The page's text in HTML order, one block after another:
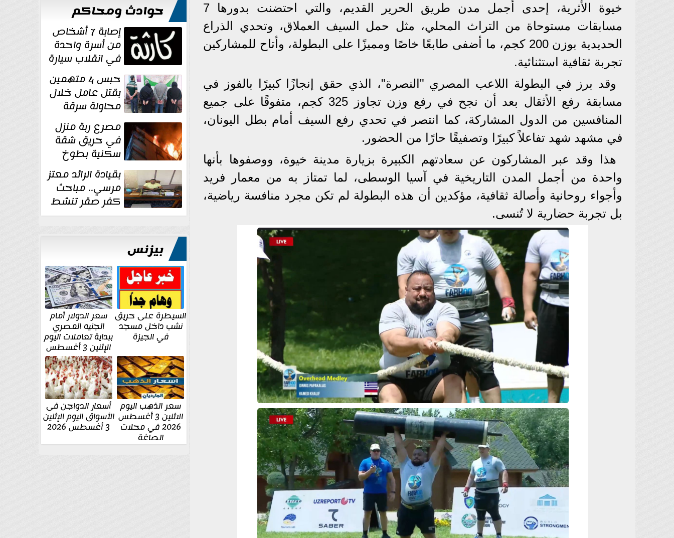
خيوة الأثرية، إحدى أجمل مدن طريق الحرير القديم، والتي احتضنت بدورها 7
مسابقات مستوحاة من التراث المحلي، مثل حمل السيف العملاق، وتحدي الذراع
الحديدية بوزن 200 كجم، ما أضفى طابعًا خاصًا ومميزًا على البطولة، وأتاح للمشاركين
تجربة ثقافية استثنائية.
وقد برز في البطولة اللاعب المصري "النصرة"، الذي حقق إنجازًا كبيرًا بالفوز في
مسابقة رفع الأثقال بعد أن نجح في رفع وزن تجاوز 325 كجم، متفوقًا على جميع
المنافسين من الدول المشاركة، كما انتصر في تحدي رفع السيف أمام بطل اليونان،
في مشهد شهد تفاعلاً كبيرًا وتصفيقًا حارًا من الحضور.
هذا وقد عبر المشاركون عن سعادتهم الكبيرة بزيارة مدينة خيوة، ووصفوها بأنها
واحدة من أجمل المدن التاريخية في آسيا الوسطى، لما تمتاز به من معمار فريد
وأجواء روحانية وأصالة ثقافية، مؤكدين أن هذه البطولة لم تكن مجرد منافسة رياضية،
بل تجربة حضارية لا تُنسى.
حوادث ومحاكم
إصابة 7 أشخاص
من أسرة واحدة
في انقلاب سيارة
بصحراوي المنيا
حبس 4 متهمين
بقتل عامل خلال
محاولة سرقة
دراجة نارية في
المنوفية مصرع ربة منزل
في حريق شقة
سكنية بطوخ
بقيادة الرائد معتز
مرسي.. مباحث
كفر صقر تنشط
بقوة وتوجه
بيزنس
السيطرة على حريق
نشب داخل مسجد
في الجيزة
سعر الدولار أمام
الجنيه المصري
ببداية تعاملات اليوم
الإثنين 3 أغسطس
سعر الذهب اليوم
الاثنين 3 أغسطس
2026 في محلات
الصاغة
أسعار الدواجن فى
الأسواق اليوم الإثنين
3 أغسطس 2026